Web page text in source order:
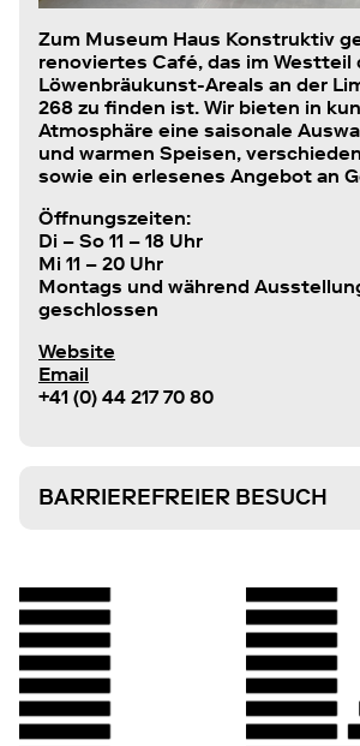
Zum Museum Haus Konstruktiv
renoviertes Café, das im Westteil
Löwenbräukunst-Areals an der
268 zu finden ist. Wir bieten in
Atmosphäre eine saisonale
und warmen Speisen,
sowie ein erlesenes Angebot an
Öffnungszeiten:
Di – So 11 – 18 Uhr
Mi 11 – 20 Uhr
Montags und während
geschlossen
Website
Email
+41 (0) 44 217 70 80
BARRIEREFREIER BESUCH